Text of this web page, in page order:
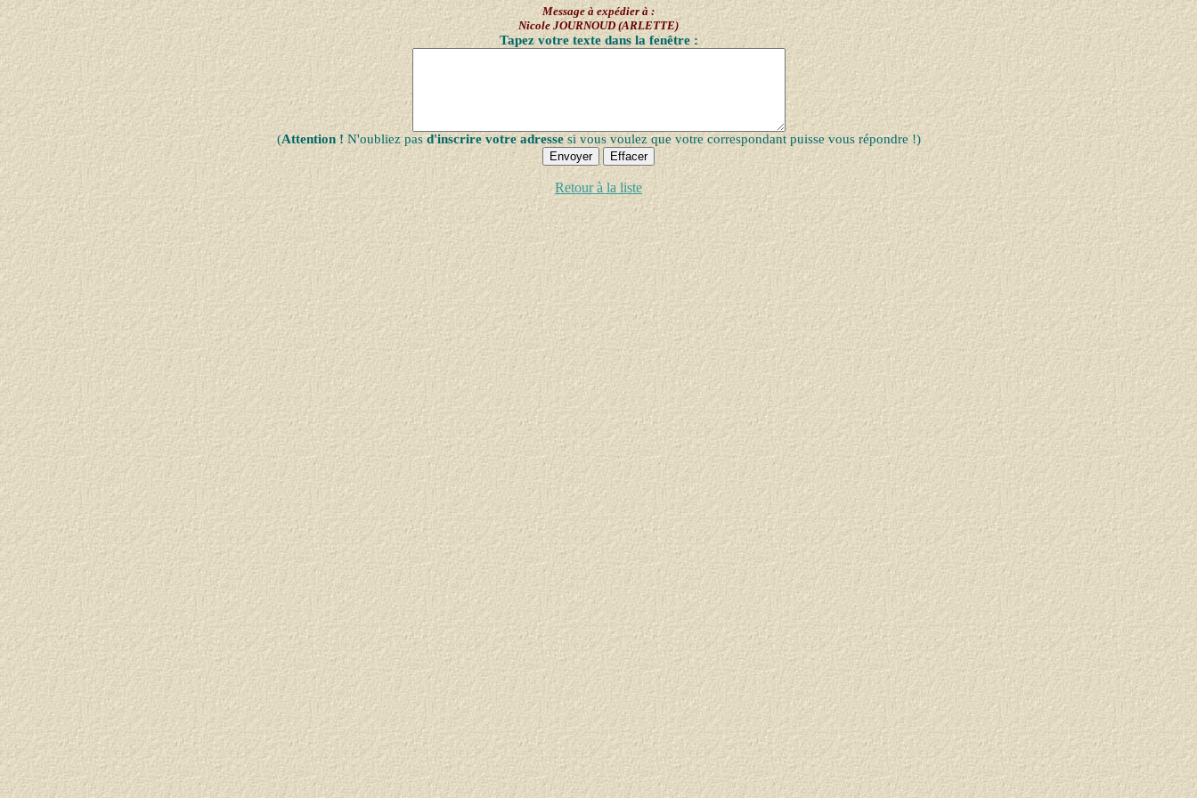
Message à expédier à :
Nicole JOURNOUD (ARLETTE)
Tapez votre texte dans la fenêtre :
(Attention !N'oubliez pasd'inscrire votre adressesi vous voulez que votre correspondant puisse vous répondre !)
Retour à la liste